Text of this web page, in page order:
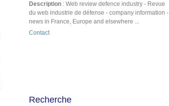
Description : Web review defence industry - Revue
du web industrie de défense - company information -
news in France, Europe and elsewhere ...
Contact
Recherche